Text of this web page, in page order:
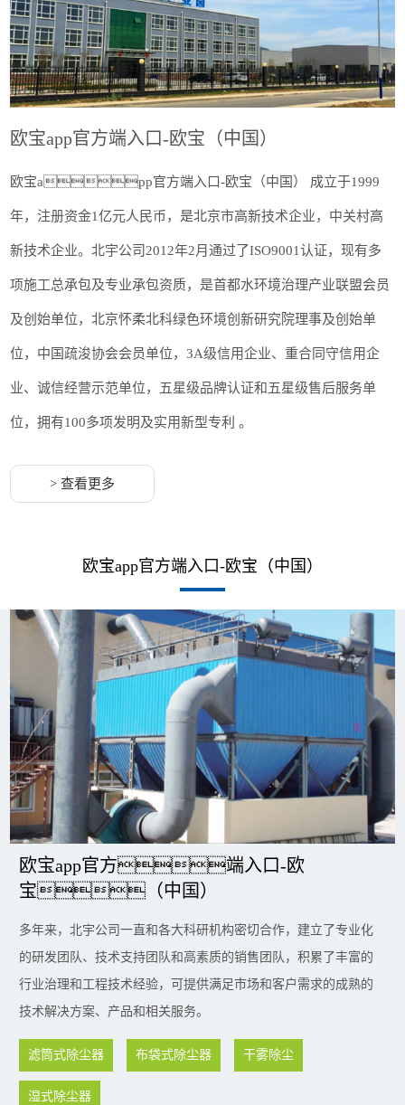
欧宝app官方端入口-欧宝（中国）
欧宝app官方端入口-欧宝（中国） 成立于1999
年，注册资金1亿元人民币，是北京市高新技术企业，中关村高
新技术企业。北宇公司2012年2月通过了ISO9001认证，现有多
项施工总承包及专业承包资质，是首都水环境治理产业联盟会员
及创始单位，北京怀柔北科绿色环境创新研究院理事及创始单
位，中国疏浚协会会员单位，3A级信用企业、重合同守信用企
业、诚信经营示范单位，五星级品牌认证和五星级售后服务单
位，拥有100多项发明及实用新型专利 。
> 查看更多
欧宝app官方端入口-欧宝（中国）
欧宝app官方端入口-欧
宝（中国）
多年来，北宇公司一直和各大科研机构密切合作，建立了专业化
的研发团队、技术支持团队和高素质的销售团队，积累了丰富的
行业治理和工程技术经验，可提供满足市场和客户需求的成熟的
技术解决方案、产品和相关服务。
滤筒式除尘器 布袋式除尘器 干雾除尘
湿式除尘器